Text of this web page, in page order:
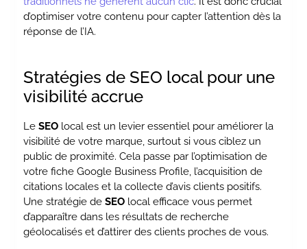
d’optimiser votre contenu pour capter l’attention dès la
réponse de l’IA.
Stratégies de SEO local pour une
visibilité accrue
Le SEO local est un levier essentiel pour améliorer la
visibilité de votre marque, surtout si vous ciblez un
public de proximité. Cela passe par l’optimisation de
votre fiche Google Business Profile, l’acquisition de
citations locales et la collecte d’avis clients positifs.
Une stratégie de SEO local efficace vous permet
d’apparaître dans les résultats de recherche
géolocalisés et d’attirer des clients proches de vous.